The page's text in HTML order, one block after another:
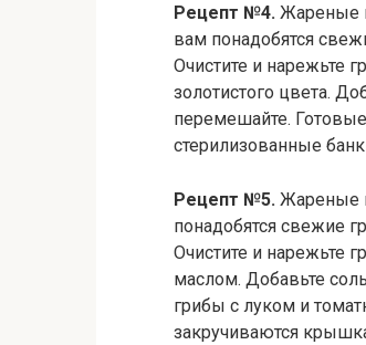
Рецепт №4. Жареные
вам понадобятся
Очистите и нарежьте
золотистого цвета.
перемешайте.
стерилизованные
Рецепт №5. Жареные
понадобятся свежие
Очистите и нарежьте
маслом. Добавьте
грибы с луком и
закручиваются